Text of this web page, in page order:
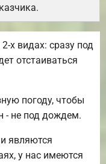
х видах: сразу под
отстаиваться
погоду, чтобы
- не под дождем.
являются
у нас имеются